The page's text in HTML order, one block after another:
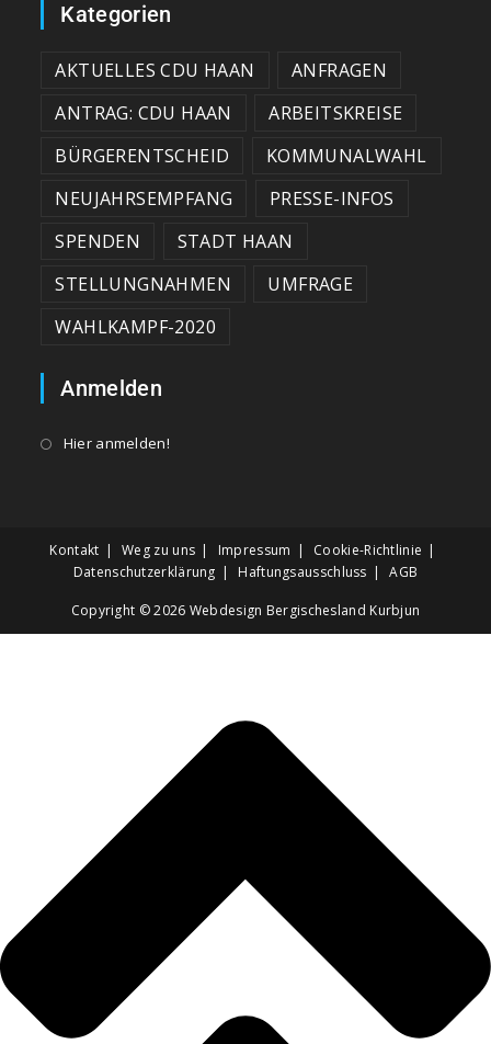
Kategorien
AKTUELLES CDU HAAN
ANFRAGEN
ANTRAG: CDU HAAN
ARBEITSKREISE
BÜRGERENTSCHEID
KOMMUNALWAHL
NEUJAHRSEMPFANG
PRESSE-INFOS
SPENDEN
STADT HAAN
STELLUNGNAHMEN
UMFRAGE
WAHLKAMPF-2020
Anmelden
Hier anmelden!
Kontakt Weg zu uns Impressum
Cookie-Richtlinie
Datenschutzerklärung
Haftungsausschluss AGB
Copyright © 2026 Webdesign Bergischesland Kurbjun